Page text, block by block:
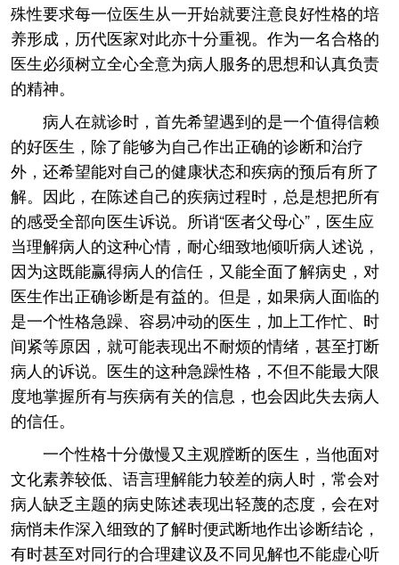
殊性要求每一位医生从一开始就要注意良好性格的培
养形成，历代医家对此亦十分重视。作为一名合格的
医生必须树立全心全意为病人服务的思想和认真负责
的精神。
病人在就诊时，首先希望遇到的是一个值得信赖
的好医生，除了能够为自己作出正确的诊断和治疗
外，还希望能对自己的健康状态和疾病的预后有所了
解。因此，在陈述自己的疾病过程时，总是想把所有
的感受全部向医生诉说。所诮“医者父母心”，医生应
当理解病人的这种心情，耐心细致地倾听病人述说，
因为这既能赢得病人的信任，又能全面了解病史，对
医生作出正确诊断是有益的。但是，如果病人面临的
是一个性格急躁、容易冲动的医生，加上工作忙、时
间紧等原因，就可能表现出不耐烦的情绪，甚至打断
病人的诉说。医生的这种急躁性格，不但不能最大限
度地掌握所有与疾病有关的信息，也会因此失去病人
的信任。
一个性格十分傲慢又主观膛断的医生，当他面对
文化素养较低、语言理解能力较差的病人时，常会对
病人缺乏主题的病史陈述表现出轻蔑的态度，会在对
病悄未作深入细致的了解时便武断地作出诊断结论，
有时甚至对同行的合理建议及不同见解也不能虚心听